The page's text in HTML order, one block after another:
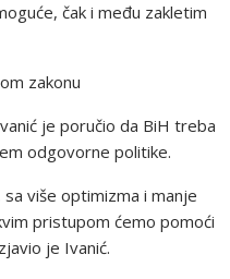
čak i među zakletim
zakonu
je poručio da BiH treba
odgovorne politike.
više optimizma i manje
pristupom ćemo pomoći
je Ivanić.